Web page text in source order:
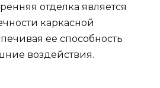
отделка является
каркасной
ее способность
воздействия.